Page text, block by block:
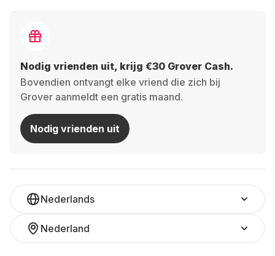
Nodig vrienden uit, krijg €30 Grover Cash.
Bovendien ontvangt elke vriend die zich bij
Grover aanmeldt een gratis maand.
Nodig vrienden uit
Nederlands
Nederland